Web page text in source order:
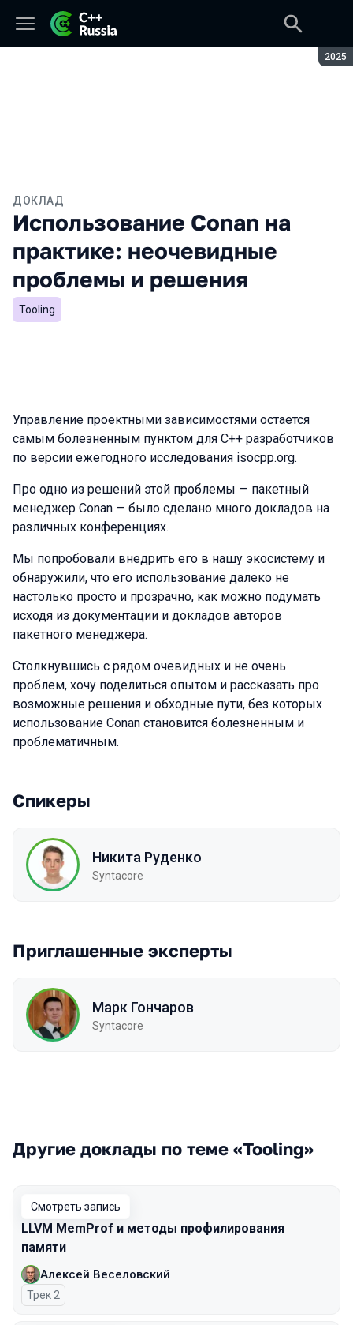
2025
ДОКЛАД
Использование Conan на
практике: неочевидные
проблемы и решения
Tooling
Управление проектными зависимостями остается
самым болезненным пунктом для C++ разработчиков
по версии ежегодного исследования isocpp.org.
Про одно из решений этой проблемы — пакетный
менеджер Conan — было сделано много докладов на
различных конференциях.
Мы попробовали внедрить его в нашу экосистему и
обнаружили, что его использование далеко не
настолько просто и прозрачно, как можно подумать
исходя из документации и докладов авторов
пакетного менеджера.
Столкнувшись с рядом очевидных и не очень
проблем, хочу поделиться опытом и рассказать про
возможные решения и обходные пути, без которых
использование Conan становится болезненным и
проблематичным.
Спикеры
Никита Руденко
Syntacore
Приглашенные эксперты
Марк Гончаров
Syntacore
Другие доклады по теме «Tooling»
Смотреть запись
LLVM MemProf и методы профилирования
памяти
Алексей Веселовский
Трек 2